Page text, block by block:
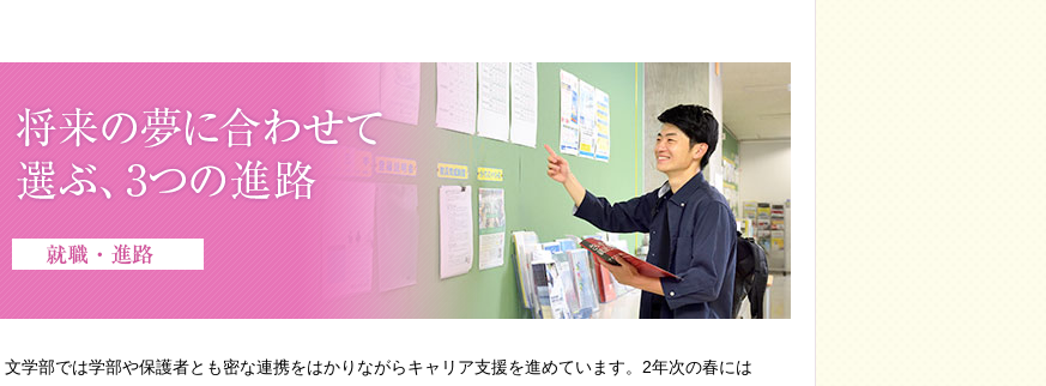
文学部では学部や保護者とも密な連携をはかりながらキャリア支援を進めています。2年次の春には